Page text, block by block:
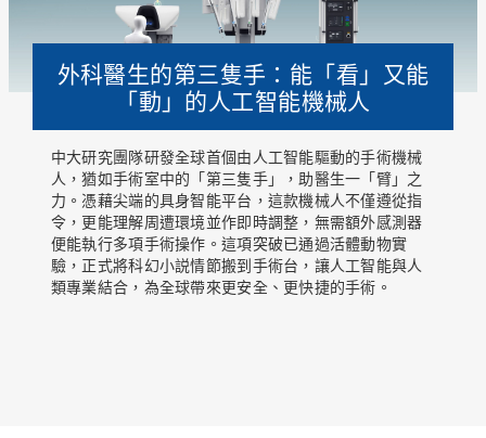
外科醫生的第三隻手：能「看」又能
「動」的人工智能機械人
中大研究團隊研發全球首個由人工智能驅動的手術機械
人，猶如手術室中的「第三隻手」，助醫生一「臂」之
力。憑藉尖端的具身智能平台，這款機械人不僅遵從指
令，更能理解周遭環境並作即時調整，無需額外感測器
便能執行多項手術操作。這項突破已通過活體動物實
驗，正式將科幻小説情節搬到手術台，讓人工智能與人
類專業結合，為全球帶來更安全、更快捷的手術。